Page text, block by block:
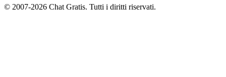
© 2007-2026 Chat Gratis. Tutti i diritti riservati.